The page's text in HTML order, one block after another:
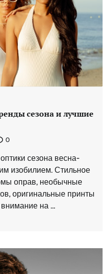
сезона и лучшие
0
сезона весна-
изобилием. Стильное
оправ, необычные
оригинальные принты
внимание на …